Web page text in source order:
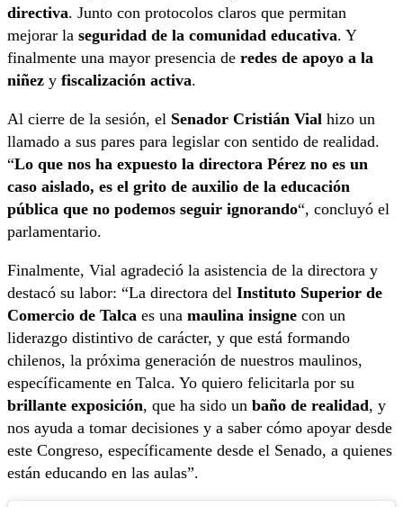
directiva. Junto con protocolos claros que permitan
mejorar la seguridad de la comunidad educativa. Y
finalmente una mayor presencia de redes de apoyo a la
niñez y fiscalización activa.
Al cierre de la sesión, el Senador Cristián Vial hizo un
llamado a sus pares para legislar con sentido de realidad.
“Lo que nos ha expuesto la directora Pérez no es un
caso aislado, es el grito de auxilio de la educación
pública que no podemos seguir ignorando“, concluyó el
parlamentario.
Finalmente, Vial agradeció la asistencia de la directora y
destacó su labor: “La directora del Instituto Superior de
Comercio de Talca es una maulina insigne con un
liderazgo distintivo de carácter, y que está formando
chilenos, la próxima generación de nuestros maulinos,
específicamente en Talca. Yo quiero felicitarla por su
brillante exposición, que ha sido un baño de realidad, y
nos ayuda a tomar decisiones y a saber cómo apoyar desde
este Congreso, específicamente desde el Senado, a quienes
están educando en las aulas”.